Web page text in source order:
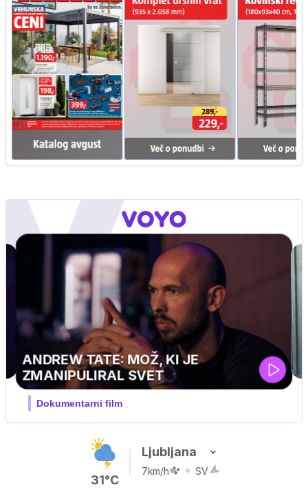
MOJ PRIJATELJ PINGVIN
Film meseca / družinski, pustolovski
31°C
Ljubljana
7km/h SV